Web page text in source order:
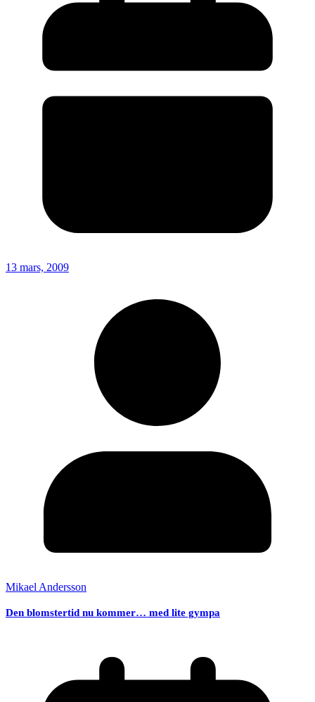
13 mars, 2009
Mikael Andersson
Den blomstertid nu kommer… med lite gympa